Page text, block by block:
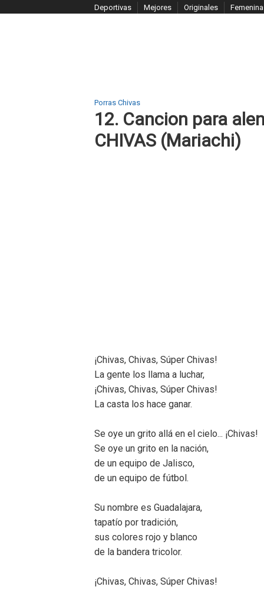
Deportivas Mejores Originales
Porras Chivas
12. Cancion para
CHIVAS (Mariachi)
¡Chivas, Chivas, Súper Chivas!
La gente los llama a luchar,
¡Chivas, Chivas, Súper Chivas!
La casta los hace ganar.
Se oye un grito allá en el cielo... ¡Chivas!
Se oye un grito en la nación,
de un equipo de Jalisco,
de un equipo de fútbol.
Su nombre es Guadalajara,
tapatío por tradición,
sus colores rojo y blanco
de la bandera tricolor.
¡Chivas, Chivas, Súper Chivas!